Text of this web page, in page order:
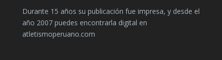
Durante 15 años su publicación fue impresa, y desde el
año 2007 puedes encontrarla digital en
atletismoperuano.com